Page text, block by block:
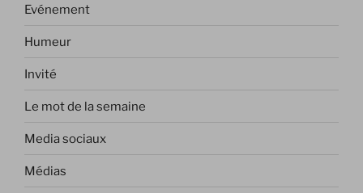
Evénement
Humeur
Invité
Le mot de la semaine
Media sociaux
Médias